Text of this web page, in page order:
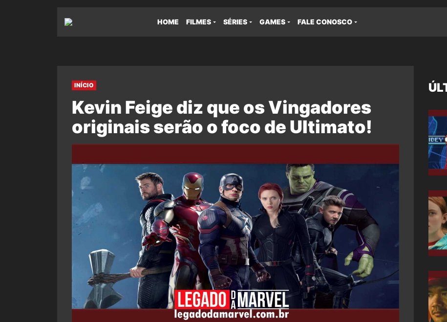
HOME FILMES SÉRIES GAMES FALE CONOSCO
INÍCIO
Kevin Feige diz que os Vingadores
originais serão o foco de Ultimato!